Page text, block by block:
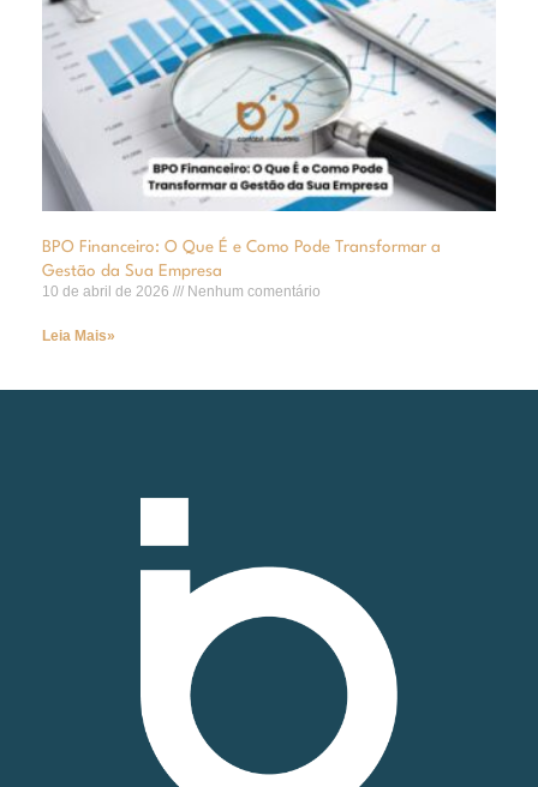
BPO Financeiro: O Que É e Como Pode Transformar a
Gestão da Sua Empresa
10 de abril de 2026
Nenhum comentário
Leia Mais»